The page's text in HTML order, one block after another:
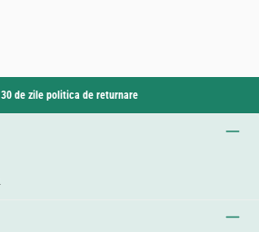
30 de zile politica de returnare